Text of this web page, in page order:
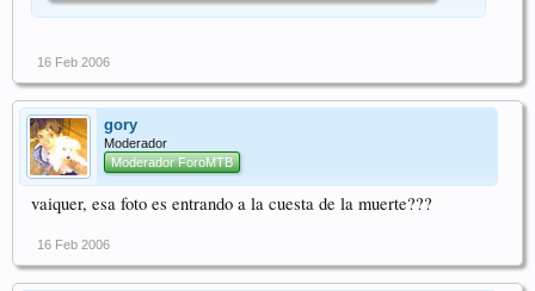
16 Feb 2006
gory
Moderador
Moderador ForoMTB
vaiquer, esa foto es entrando a la cuesta de la muerte???
16 Feb 2006